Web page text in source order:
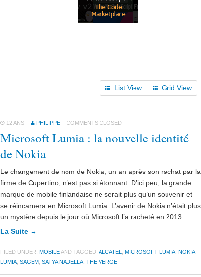
List View Grid View
12 ANS PHILIPPE COMMENTS CLOSED
Microsoft Lumia : la nouvelle identité
de Nokia
Le changement de nom de Nokia, un an après son rachat par la
firme de Cupertino, n’est pas si étonnant. D’ici peu, la grande
marque de mobile finlandaise ne serait plus qu’un souvenir et
se réincarnera en Microsoft Lumia. L’avenir de Nokia n’était plus
un mystère depuis le jour où Microsoft l’a racheté en 2013…
La Suite →
FILED UNDER: MOBILEAND TAGGED: ALCATEL MICROSOFT LUMIA NOKIA
LUMIA SAGEM SATYA NADELLA THE VERGE